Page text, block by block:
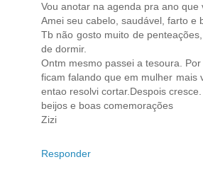
Vou anotar na agenda pra ano que
Amei seu cabelo, saudável, farto e
Tb não gosto muito de
de dormir.
Ontm mesmo passei a tesoura.
ficam falando que em mulher mais
entao resolvi cortar.Despois
beijos e boas comemorações
Zizi
Responder